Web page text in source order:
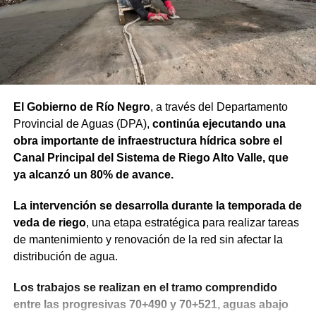
que estamos recorriendo y en la visión de futuro que
tenemos para Río Negro”, dijo el gobernador.
Finalmente, el mandatario aseveró que “el rumbo está
claro y genera confianza, ahora el desafío es seguir
beneficios de estas inversiones”.
Weretilneck estuvo acompañado por los ministros de
Desarrollo Económico y Productivo, Carlos Banacloy; de
Salud, Demetrio Thalasselis y de Hacienda, Gabriel
Provincial de Coordinación y Ejecución del
Financiamiento Externo (UPCEFE), Martín Camiña.
Los proyectos
El programa reúne cinco proyectos estratégicos. En
Guardia Mitre se construirán 85 km de nueva red eléctrica
El Gobierno de Río Negro, a través del Departamento
Provincial de Aguas (DPA), continúa ejecutando una
obra importante de infraestructura hídrica sobre el
Canal Principal del Sistema de Riego Alto Valle, que
ya alcanzó un 80% de avance.
La intervención se desarrolla durante la temporada de
veda de riego, una etapa estratégica para realizar tareas
de mantenimiento y renovación de la red sin afectar la
distribución de agua.
Los trabajos se realizan en el tramo comprendido
entre las progresivas 70+490 y 70+521, aguas abajo